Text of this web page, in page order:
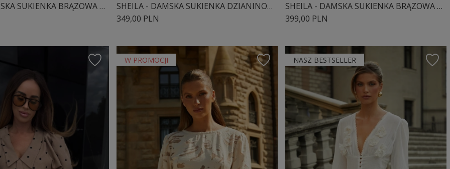
SHEILA - DAMSKA SUKIENKA BRĄZOWA DZIANINOWA Z DŁUGIM ROZKLOSZOWANYM RĘKAWEM MAXI 'MATILDE'
SHEILA - DAMSKA SUKIENKA DZIANINOWA BRĄZOWA Z MARSZCZENIAMI 'BODEGA BROWN'
349,00 PLN
SHEILA - DAMSKA SUKIENKA BRĄZOWA Z GUZIKAMI NA CO DZIEŃ MINI 'GINEVRA'
399,00 PLN
W PROMOCJI NASZ BESTSELLER